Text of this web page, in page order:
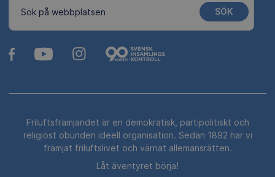
Sök på webbplatsen SÖK
Friluftsfrämjandet är en demokratisk, partipolitiskt och
religiöst obunden ideell organisation. Sedan 1892 har vi
främjat friluftslivet och värnat allemansrätten.
Låt äventyret börja!